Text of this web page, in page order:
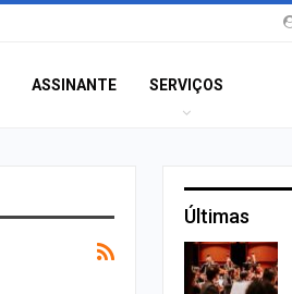
ASSINANTE SERVIÇOS
Últimas
contra roubos